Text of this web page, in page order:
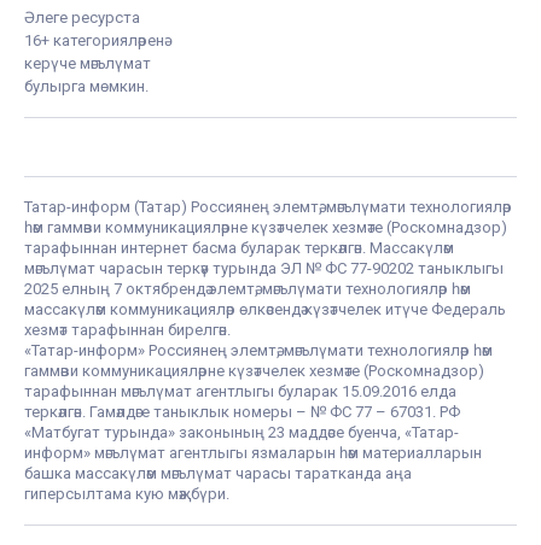
Әлеге ресурста
16+ категорияләренә
керүче мәгълүмат
булырга мөмкин.
Татар-информ (Татар) Россиянең элемтә, мәгълүмати технологияләр
һәм гаммәви коммуникацияләрне күзәтчелек хезмәте (Роскомнадзор)
тарафыннан интернет басма буларак теркәлгән. Массакүләм
мәгълүмат чарасын теркәү турында ЭЛ № ФС 77-90202 таныклыгы
2025 елның 7 октябрендә элемтә, мәгълүмати технологияләр һәм
массакүләм коммуникацияләр өлкәсендә күзәтчелек итүче Федераль
хезмәт тарафыннан бирелгән.
«Татар-информ» Россиянең элемтә, мәгълүмати технологияләр һәм
гаммәви коммуникацияләрне күзәтчелек хезмәте (Роскомнадзор)
тарафыннан мәгълүмат агентлыгы буларак 15.09.2016 елда
теркәлгән. Гамәлдәге таныклык номеры – № ФС 77 – 67031. РФ
«Матбугат турында» законының 23 маддәсе буенча, «Татар-
информ» мәгълүмат агентлыгы язмаларын һәм материалларын
башка массакүләм мәгълүмат чарасы таратканда аңа
гиперсылтама кую мәҗбүри.